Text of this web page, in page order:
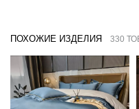
ПОХОЖИЕ ИЗДЕЛИЯ 330